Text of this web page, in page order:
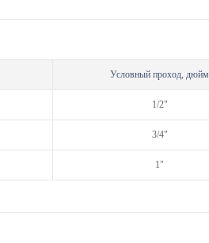
Условный проход, дюйм
1/2"
3/4"
1"